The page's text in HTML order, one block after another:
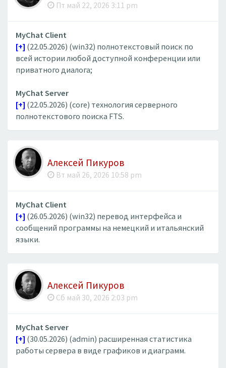
Пт май 22, 2026 3:11 pm
MyChat Client
[+] (22.05.2026) (win32) полнотекстовый поиск по
всей истории любой доступной конференции или
приватного диалога;
MyChat Server
[+] (22.05.2026) (core) технология серверного
полнотекстового поиска FTS.
Алексей Пикуров
Вт май 26, 2026 10:58 pm
MyChat Client
[+] (26.05.2026) (win32) перевод интерфейса и
сообщений программы на немецкий и итальянский
языки.
Алексей Пикуров
Сб май 30, 2026 2:03 pm
MyChat Server
[+] (30.05.2026) (admin) расширенная статистика
работы сервера в виде графиков и диаграмм.